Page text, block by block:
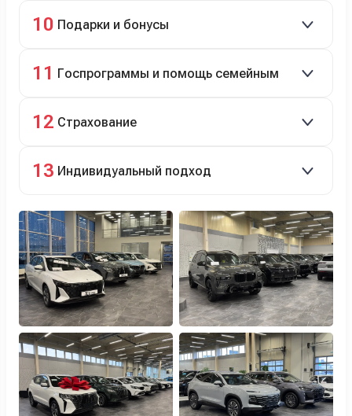
10 Подарки и бонусы
программе лояльности.
11 Госпрограммы и помощь семейным
12 Страхование
бонусами для клиентов.
13 Индивидуальный подход
оформлением.